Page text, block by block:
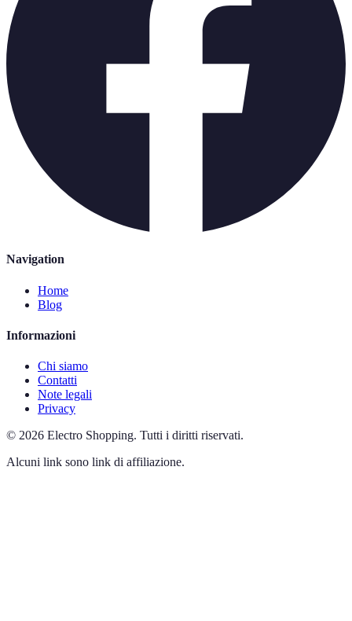
Navigation
Home
Blog
Informazioni
Chi siamo
Contatti
Note legali
Privacy
© 2026 Electro Shopping. Tutti i diritti riservati.
Alcuni link sono link di affiliazione.